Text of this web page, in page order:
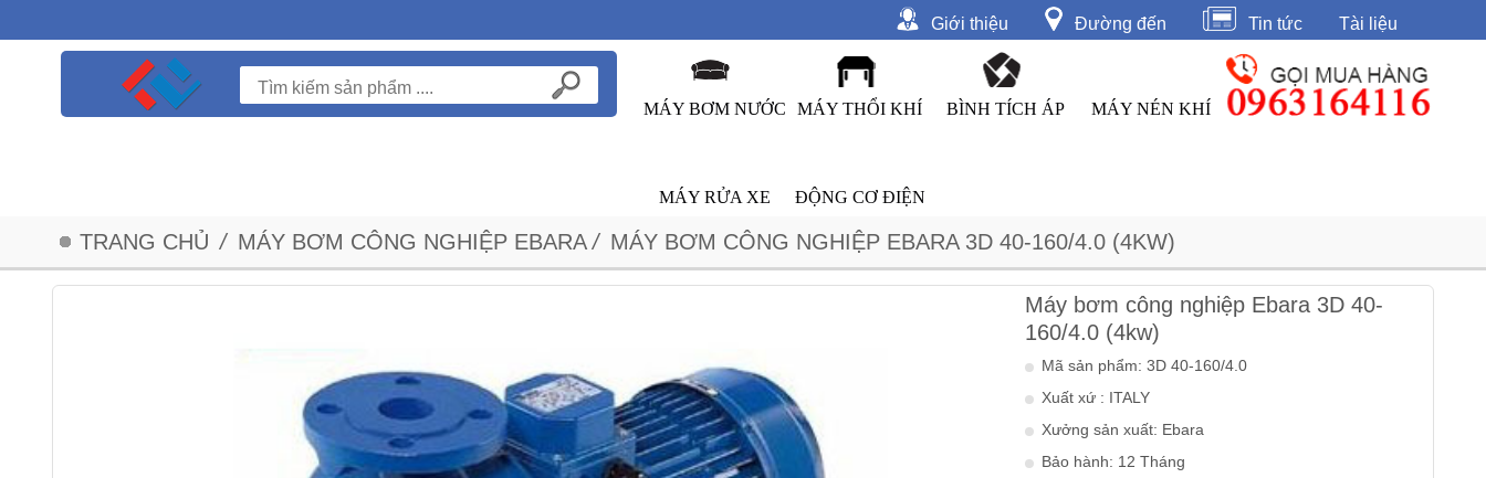
Giới thiệu Đường đến Tin tức Tài liệu
MÁY BƠM NƯỚC MÁY THỔI KHÍ BÌNH TÍCH ÁP MÁY NÉN KHÍ
MÁY RỬA XE ĐỘNG CƠ ĐIỆN
TRANG CHỦ / MÁY BƠM CÔNG NGHIỆP EBARA / MÁY BƠM CÔNG NGHIỆP EBARA 3D 40-160/4.0 (4KW)
Máy bơm công nghiệp Ebara 3D 40-
160/4.0 (4kw)
Mã sản phẩm: 3D 40-160/4.0
Xuất xứ : ITALY
Xưởng sản xuất: Ebara
Bảo hành: 12 Tháng